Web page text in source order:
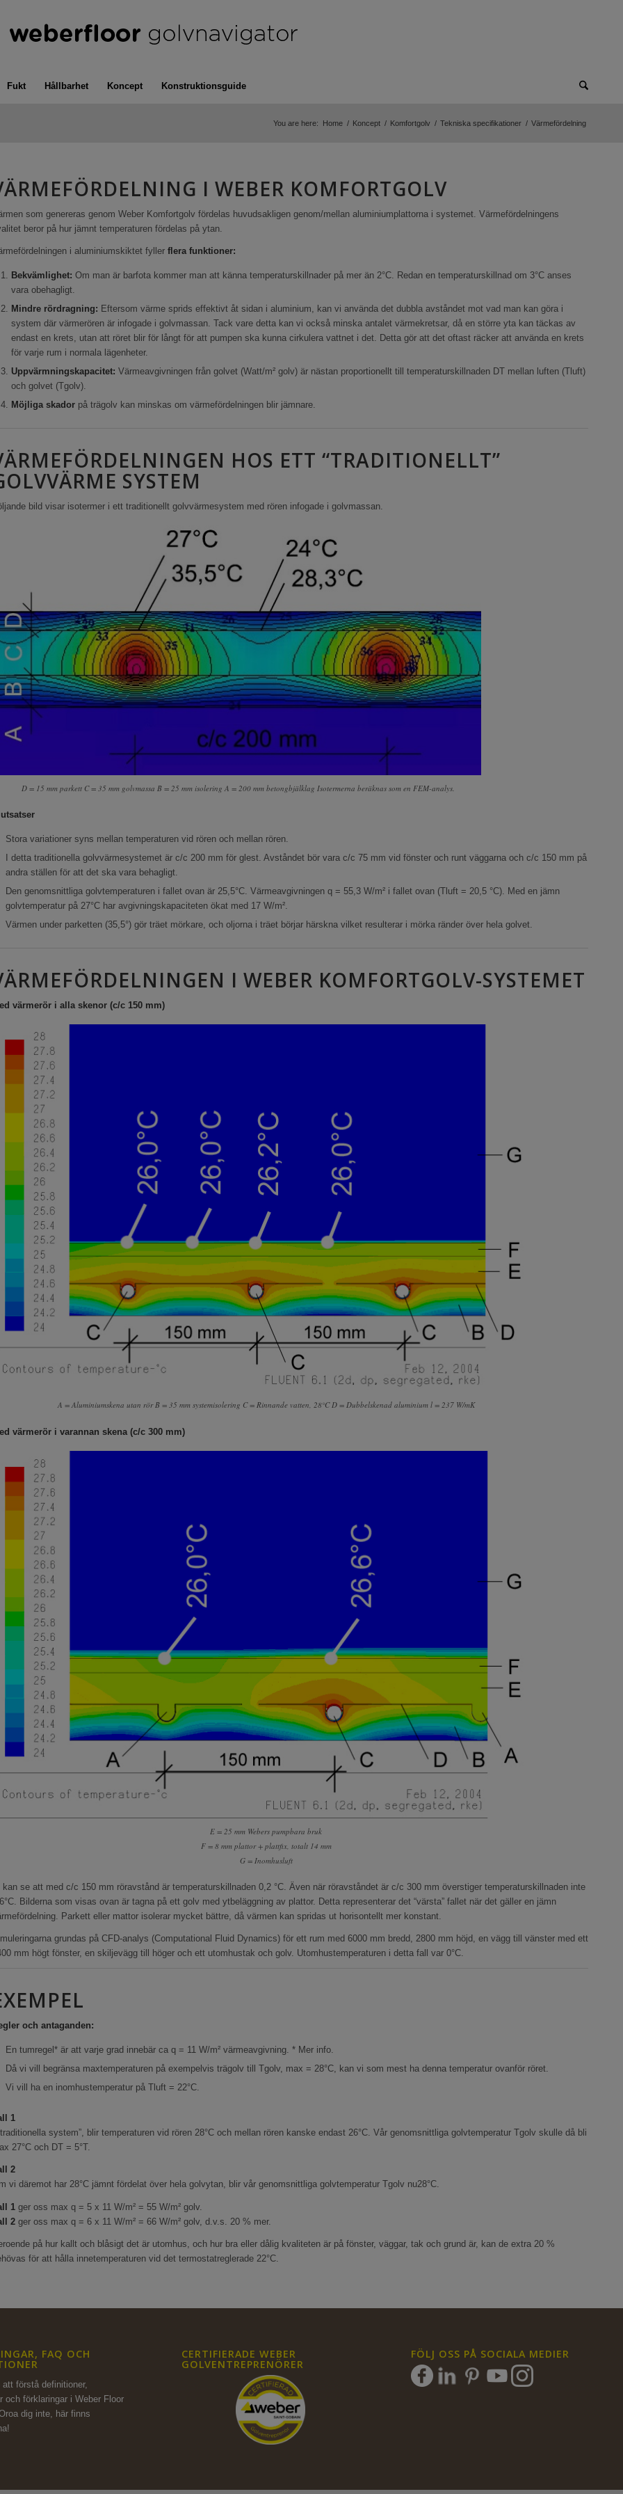
Fukt Hållbarhet Koncept Konstruktionsguide
You are here: Home / Koncept / Komfortgolv / Tekniska specifikationer / Värmefördelning
I WEBER KOMFORTGOLV
som genereras genom Weber Komfortgolv fördelas huvudsakligen genom/mellan aluminiumplattorna i systemet. Värmefördelningens
beror på hur jämnt temperaturen fördelas på ytan.
i aluminiumskiktet fyllerflera funktioner:
Bekvämlighet: Om man är barfota kommer man att känna temperaturskillnader på mer än 2°C. Redan en temperaturskillnad om 3°C anses
vara obehagligt.
Mindre rördragning: Eftersom värme sprids effektivt åt sidan i aluminium, kan vi använda det dubbla avståndet mot vad man kan göra i
system där värmerören är infogade i golvmassan. Tack vare detta kan vi också minska antalet värmekretsar, då en större yta kan täckas av
endast en krets, utan att röret blir för långt för att pumpen ska kunna cirkulera vattnet i det. Detta gör att det oftast räcker att använda en krets
för varje rum i normala lägenheter.
Uppvärmningskapacitet: Värmeavgivningen från golvet (Watt/m² golv) är nästan proportionellt till temperaturskillnaden DT mellan luften (Tluft)
och golvet (Tgolv).
Möjliga skadorpå trägolv kan minskas om värmefördelningen blir jämnare.
HOS ETT “TRADITIONELLT”
SYSTEM
bild visar isotermer i ett traditionellt golvvärmesystem med rören infogade i golvmassan.
D = 15 mm parkett C = 35 mm golvmassa B = 25 mm isolering A = 200 mm betongbjälklag Isotermerna beräknas som en FEM-analys.
Stora variationer syns mellan temperaturen vid rören och mellan rören.
I detta traditionella golvvärmesystemet är c/c 200 mm för glest. Avståndet bör vara c/c 75 mm vid fönster och runt väggarna och c/c 150 mm på
andra ställen för att det ska vara behagligt.
Den genomsnittliga golvtemperaturen i fallet ovan är 25,5°C. Värmeavgivningen q = 55,3 W/m² i fallet ovan (Tluft = 20,5 °C). Med en jämn
golvtemperatur på 27°C har avgivningskapaciteten ökat med 17 W/m².
Värmen under parketten (35,5°) gör träet mörkare, och oljorna i träet börjar härskna vilket resulterar i mörka ränder över hela golvet.
I WEBER KOMFORTGOLV-SYSTEMET
värmerör i alla skenor (c/c 150 mm)
A = Aluminiumskena utan rör B = 35 mm systemisolering C = Rinnande vatten, 28°C D = Dubbelskenad aluminium l = 237 W/mK
värmerör i varannan skena (c/c 300 mm)
E = 25 mm Webers pumpbara bruk
F = 8 mm plattor + plattfix, totalt 14 mm
G = Inomhusluft
kan se att med c/c 150 mm röravstånd är temperaturskillnaden 0,2 °C. Även när röravståndet är c/c 300 mm överstiger temperaturskillnaden inte
Bilderna som visas ovan är tagna på ett golv med ytbeläggning av plattor. Detta representerar det “värsta” fallet när det gäller en jämn
Parkett eller mattor isolerar mycket bättre, då värmen kan spridas ut horisontellt mer konstant.
grundas på CFD-analys (Computational Fluid Dynamics) för ett rum med 6000 mm bredd, 2800 mm höjd, en vägg till vänster med ett
mm högt fönster, en skiljevägg till höger och ett utomhustak och golv. Utomhustemperaturen i detta fall var 0°C.
och antaganden:
En tumregel* är att varje grad innebär ca q = 11 W/m² värmeavgivning. * Mer info.
Då vi vill begränsa maxtemperaturen på exempelvis trägolv till Tgolv, max = 28°C, kan vi som mest ha denna temperatur ovanför röret.
Vi vill ha en inomhustemperatur på Tluft = 22°C.
1
system”, blir temperaturen vid rören 28°C och mellan rören kanske endast 26°C. Vår genomsnittliga golvtemperatur Tgolv skulle då bli
27°C och DT = 5°T.
2
vi däremot har 28°C jämnt fördelat över hela golvytan, blir vår genomsnittliga golvtemperatur Tgolv nu28°C.
1ger oss max q = 5 x 11 W/m² = 55 W/m² golv.
2ger oss max q = 6 x 11 W/m² = 66 W/m² golv, d.v.s. 20 % mer.
på hur kallt och blåsigt det är utomhus, och hur bra eller dålig kvaliteten är på fönster, väggar, tak och grund är, kan de extra 20 %
för att hålla innetemperaturen vid det termostatreglerade 22°C.
FAQ OCH
förstå definitioner,
och förklaringar i Weber Floor
dig inte,
här finns
CERTIFIERADE WEBER
GOLVENTREPRENÖRER
FÖLJ OSS PÅ SOCIALA MEDIER